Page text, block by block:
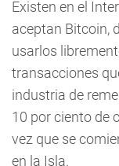
Existen en el
aceptan Bitcoin,
usarlos
transacciones
industria de
10 por ciento de
vez que se
en la Isla.